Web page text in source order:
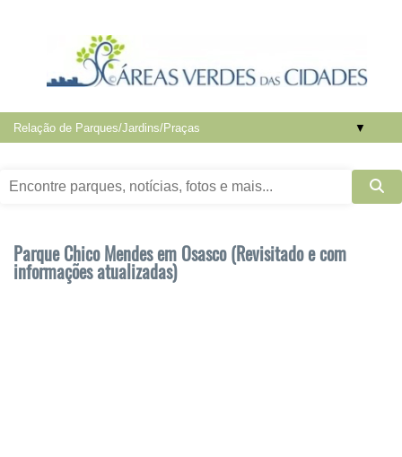
▼
Parque Chico Mendes em Osasco (Revisitado e com
informações atualizadas)